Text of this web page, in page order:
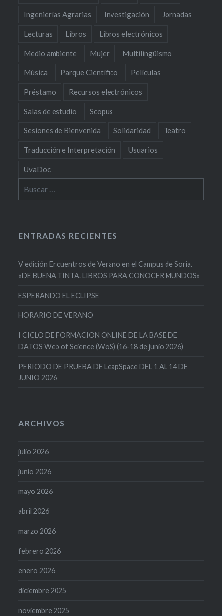
Ingenierías Agrarias Investigación Jornadas
Lecturas Libros Libros electrónicos
Medio ambiente Mujer Multilingüismo
Música Parque Científico Películas
Préstamo Recursos electrónicos
Salas de estudio Scopus
Sesiones de Bienvenida Solidaridad Teatro
Traducción e Interpretación Usuarios
UvaDoc
ENTRADAS RECIENTES
V edición Encuentros de Verano en el Campus de Soria.
«DE BUENA TINTA. LIBROS PARA CONOCER MUNDOS»
ESPERANDO EL ECLIPSE
HORARIO DE VERANO
I CICLO DE FORMACION ONLINE DE LA BASE DE
DATOS Web of Science (WoS) (16-18 de junio 2026)
PERIODO DE PRUEBA DE LeapSpace DEL 1 AL 14 DE
JUNIO 2026
ARCHIVOS
julio 2026
junio 2026
mayo 2026
abril 2026
marzo 2026
febrero 2026
enero 2026
diciembre 2025
noviembre 2025